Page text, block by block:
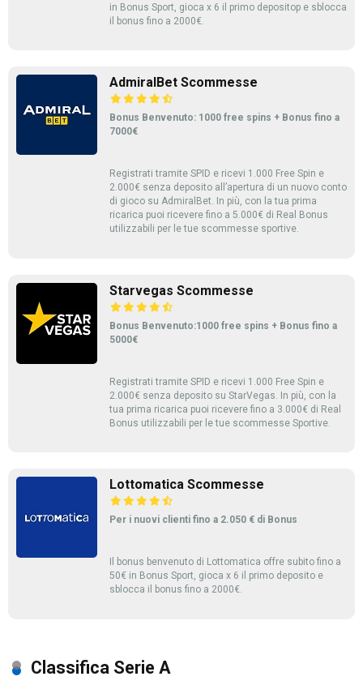
in Bonus Sport, gioca x 6 il primo depositop e sblocca
il bonus fino a 2000€.
AdmiralBet Scommesse
Bonus Benvenuto: 1000 free spins + Bonus fino a
7000€
Registrati tramite SPID e ricevi 1.000 Free Spin e
2.000€ senza deposito all’apertura di un nuovo conto
di gioco su AdmiralBet. In più, con la tua prima
ricarica puoi ricevere fino a 5.000€ di Real Bonus
utilizzabili per le tue scommesse sportive.
Starvegas Scommesse
Bonus Benvenuto:1000 free spins + Bonus fino a
5000€
Registrati tramite SPID e ricevi 1.000 Free Spin e
2.000€ senza deposito su StarVegas. In più, con la
tua prima ricarica puoi ricevere fino a 3.000€ di Real
Bonus utilizzabili per le tue scommesse Sportive.
Lottomatica Scommesse
Per i nuovi clienti fino a 2.050 € di Bonus
Il bonus benvenuto di Lottomatica offre subito fino a
50€ in Bonus Sport, gioca x 6 il primo deposito e
sblocca il bonus fino a 2000€.
Classifica Serie A